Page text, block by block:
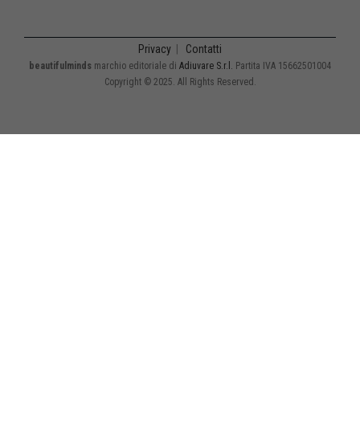
Privacy Contatti
beautifulminds marchio editoriale di Adiuvare S.r.l. Partita IVA 15662501004
Copyright © 2025. All Rights Reserved.